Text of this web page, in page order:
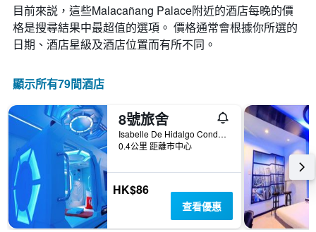
目前來説，這些Malacañang Palace​附近的​酒店每晚的價
格是搜尋結果中最超值的選項。 價格通常會根據你所選的
日期、酒店星級及酒店位置而有所不同。
顯示所有79間酒店
8號旅舍
Isabelle De Hidalgo Condominium, 811, 馬尼拉, 菲律賓
0.4公里 距離市中心
HK$86
查看優惠